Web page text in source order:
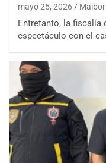
mayo 25, 2026
Entretanto, la fiscalía
espectáculo con el